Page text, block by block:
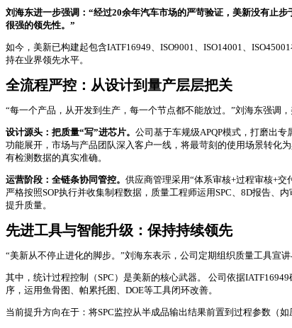
刘海东进一步强调：“经过20余年汽车市场的严苛验证，美新没有止
很强的领先性。”
如今，美新已构建起包含IATF16949、ISO9001、ISO14001、
持在业界领先水平。
全流程严控： 从设计到量产层层把关
“每一个产品，从开发到生产，每一个节点都不能放过。”刘海东强调
设计源头： 把质量“写”进芯片。 公司基于车规级APQP模式，打磨出
功能展开，市场与产品团队深入客户一线，将最苛刻的使用场景转化
有检测数据的真实准确。
运营阶段：全链条协同管控。 供应商管理采用“体系审核+过程审核+
严格按照SOP执行并收集制程数据，质量工程师运用SPC、8D报告、
提升质量。
先进工具与智能升级：保持持续领先
“美新从不停止进化的脚步。”刘海东表示，公司定期组织质量工具宣
其中，统计过程控制（SPC）是美新的核心武器。 公司依据
序，运用鱼骨图、帕累托图、DOE等工具闭环改善。
当前提升方向在于：将SPC监控从半成品输出结果前置到过程参数（